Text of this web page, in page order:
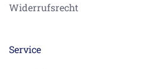
Widerrufsrecht
Service